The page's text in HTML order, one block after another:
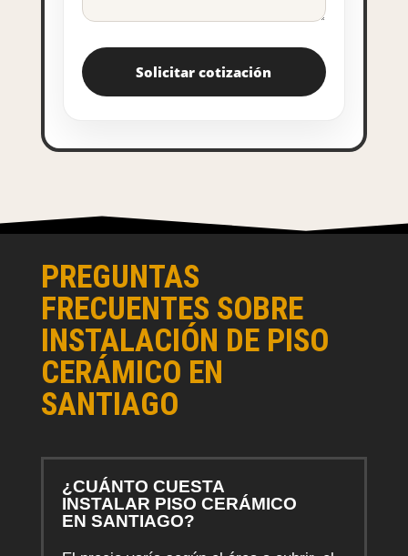
PREGUNTAS
FRECUENTES SOBRE
INSTALACIÓN DE PISO
CERÁMICO EN
SANTIAGO
¿CUÁNTO CUESTA
INSTALAR PISO CERÁMICO
EN SANTIAGO?